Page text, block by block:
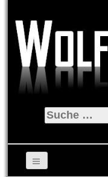
Suche
nach: